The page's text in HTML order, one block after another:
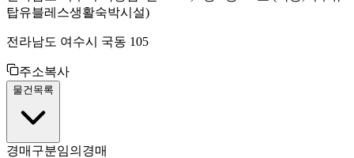
탑유블레스생활숙박시설)
전라남도 여수시 국동 105
주소복사
물건목록
경매구분임의경매